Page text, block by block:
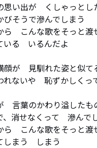
思い出が　くしゃっとし
そうで滲んでしまう
ら　こんな歌をそっと渡
いる　いるんだよ
顔が　見馴れた姿と似
れないや　恥ずかしく
　言葉のかわり溢したも
消せなくって　滲んで
ら　こんな歌をそっと渡
まう　しまう